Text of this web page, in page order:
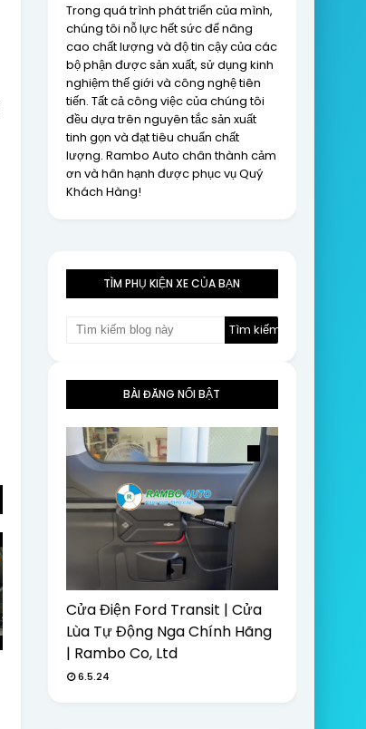
Trong quá trình phát triển của mình,
chúng tôi nỗ lực hết sức để nâng
cao chất lượng và độ tin cậy của các
bộ phận được sản xuất, sử dụng kinh
nghiệm thế giới và công nghệ tiên
tiến. Tất cả công việc của chúng tôi
đều dựa trên nguyên tắc sản xuất
tinh gọn và đạt tiêu chuẩn chất
lượng. Rambo Auto chân thành cảm
ơn và hân hạnh được phục vụ Quý
Khách Hàng!
TÌM PHỤ KIỆN XE CỦA BẠN
BÀI ĐĂNG NỔI BẬT
Cửa Điện Ford Transit | Cửa
Lùa Tự Động Nga Chính Hãng
| Rambo Co, Ltd
6.5.24